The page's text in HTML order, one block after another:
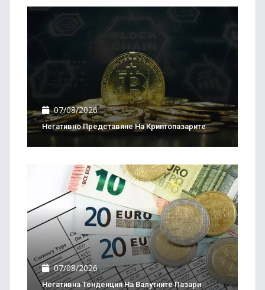
07/08/2026
Негативно Представяне На Криптопазарите
07/08/2026
Негативна Тенденция На Валутните Пазари